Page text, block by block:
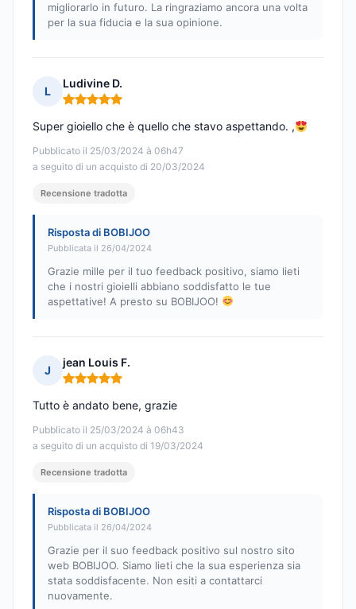
migliorarlo in futuro. La ringraziamo ancora una volta
per la sua fiducia e la sua opinione.
L
Ludivine D.
Nota: 5 su 5
Pubblicato il 25/03/2024 à 06h47
a seguito di un acquisto di 20/03/2024
Super gioiello che è quello che stavo aspettando. ,
Recensione tradotta
Risposta di BOBIJOO
Pubblicata il 26/04/2024
Grazie mille per il tuo feedback positivo, siamo lieti
che i nostri gioielli abbiano soddisfatto le tue
aspettative! A presto su BOBIJOO!
J
jean Louis F.
Nota: 5 su 5
Pubblicato il 25/03/2024 à 06h43
a seguito di un acquisto di 19/03/2024
Tutto è andato bene, grazie
Recensione tradotta
Risposta di BOBIJOO
Pubblicata il 26/04/2024
Grazie per il suo feedback positivo sul nostro sito
web BOBIJOO. Siamo lieti che la sua esperienza sia
stata soddisfacente. Non esiti a contattarci
nuovamente.